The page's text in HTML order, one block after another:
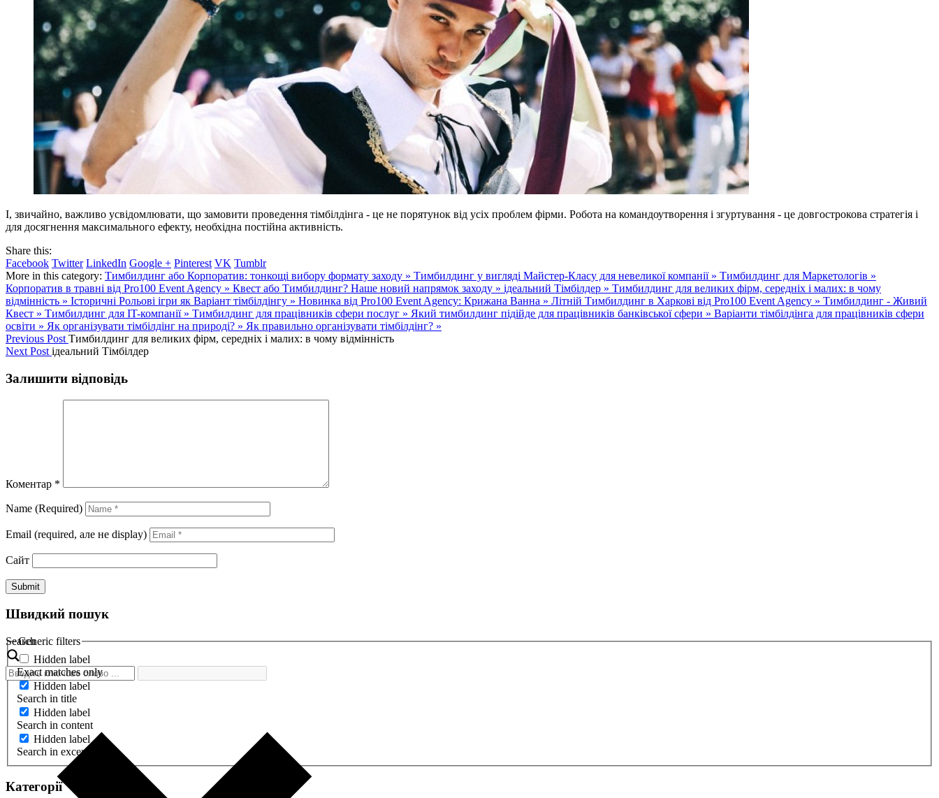
І, звичайно, важливо усвідомлювати, що замовити проведення тімбілдінга - це не порятунок від усіх проблем фірми. Робота на командоутворення і згуртування - це довгострокова стратегія і
для досягнення максимального ефекту, необхідна постійна активність.
Share this:
Facebook Twitter LinkedIn Google + Pinterest VK Tumblr
More in this category: Тимбилдинг або Корпоратив: тонкощі вибору формату заходу » Тимбилдинг у вигляді Майстер-Класу для невеликої компанії » Тимбилдинг для Маркетологів »
Корпоратив в травні від Pro100 Event Agency » Квест або Тимбилдинг? Наше новий напрямок заходу » ідеальний Тімбілдер » Тимбилдинг для великих фірм, середніх і малих: в чому
відмінність » Історичні Рольові ігри як Варіант тімбілдінгу » Новинка від Pro100 Event Agency: Крижана Ванна » Літній Тимбилдинг в Харкові від Pro100 Event Agency » Тимбилдинг - Живий
Квест » Тимбилдинг для IT-компанії » Тимбилдинг для працівників сфери послуг » Який тимбилдинг підійде для працівників банківської сфери » Варіанти тімбілдінга для працівників сфери
освіти » Як організувати тімбілдінг на природі? » Як правильно організувати тімбілдінг? »
Previous Post Тимбилдинг для великих фірм, середніх і малих: в чому відмінність
Next Post ідеальний Тімбілдер
Залишити відповідь
Коментар *
Name (Required)
Email (required, але не display)
Сайт
Швидкий пошук
Search
Generic filters
Hidden label
Exact matches only
Hidden label
Search in title
Hidden label
Search in content
Hidden label
Search in excerpt
Категорії